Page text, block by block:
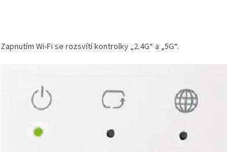
Zapnutím Wi-Fi se rozsvítí kontrolky „2.4G“ a „5G“.